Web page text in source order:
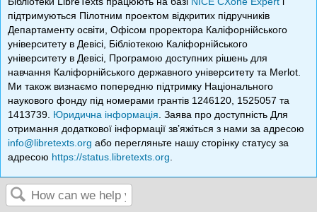
підтримуються Пілотним проектом відкритих підручників
Департаменту освіти, Офісом проректора Каліфорнійського
університету в Девісі, Бібліотекою Каліфорнійського
університету в Девісі, Програмою доступних рішень для
навчання Каліфорнійського державного університету та Merlot.
Ми також визнаємо попередню підтримку Національного
наукового фонду під номерами грантів 1246120, 1525057 та
1413739. Юридична інформація . Заява про доступність Для
отримання додаткової інформації зв’яжіться з нами за адресою
info@libretexts.org або перегляньте нашу сторінку статусу за
адресою https://status.libretexts.org